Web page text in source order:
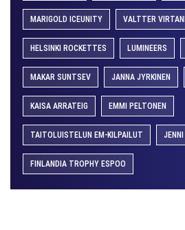
MARIGOLD ICEUNITY VALTTER
HELSINKI ROCKETTES LUMINEERS
MAKAR SUNTSEV JANNA JYRKINEN
KAISA ARRATEIG EMMI PELTONEN
TAITOLUISTELUN EM-KILPAILUT JENNI
FINLANDIA TROPHY ESPOO